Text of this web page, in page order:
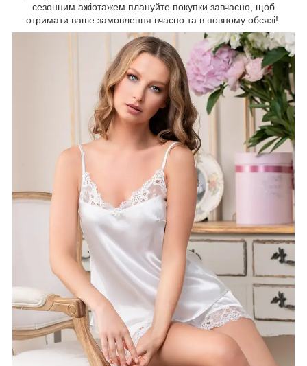
сезонним ажіотажем плануйте покупки завчасно, щоб
отримати ваше замовлення вчасно та в повному обсязі!